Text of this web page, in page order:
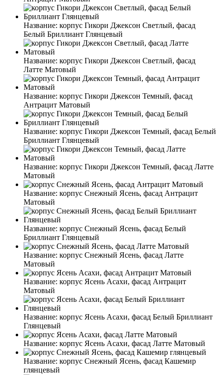
Название: корпус Гикори Джексон Светлый, фасад
Белый Бриллиант Глянцевый
Название: корпус Гикори Джексон Светлый, фасад
Латте Матовый
Название: корпус Гикори Джексон Темный, фасад
Антрацит Матовый
Название: корпус Гикори Джексон Темный, фасад Белый
Бриллиант Глянцевый
Название: корпус Гикори Джексон Темный, фасад Латте
Матовый
Название: корпус Снежный Ясень, фасад Антрацит
Матовый
Название: корпус Снежный Ясень, фасад Белый
Бриллиант Глянцевый
Название: корпус Снежный Ясень, фасад Латте
Матовый
Название: корпус Ясень Асахи, фасад Антрацит
Матовый
Название: корпус Ясень Асахи, фасад Белый Бриллиант
Глянцевый
Название: корпус Ясень Асахи, фасад Латте Матовый
Название: корпус Снежный Ясень, фасад Кашемир
глянцевый